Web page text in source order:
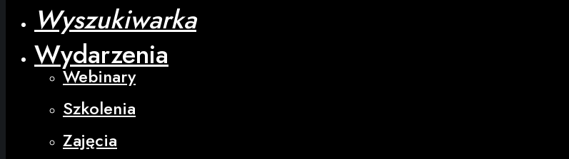
Wyszukiwarka
Wydarzenia
Webinary
Szkolenia
Zajęcia